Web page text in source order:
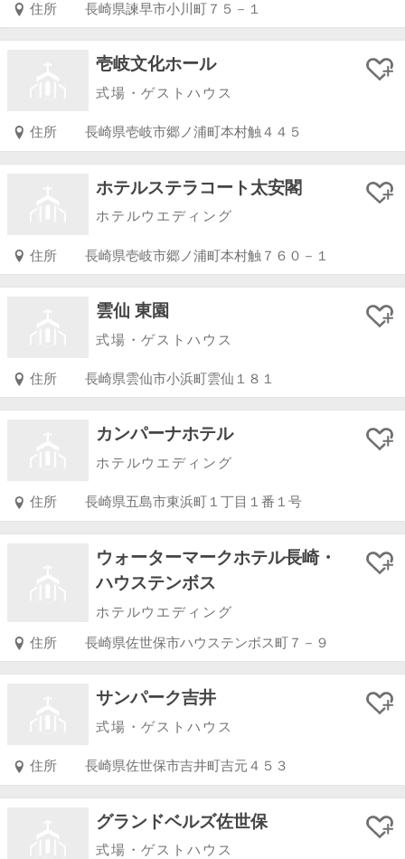
住所 長崎県諫早市小川町７５－１
壱岐文化ホール
式場・ゲストハウス
住所 長崎県壱岐市郷ノ浦町本村触４４５
ホテルステラコート太安閣
ホテルウエディング
住所 長崎県壱岐市郷ノ浦町本村触７６０－１
雲仙 東園
式場・ゲストハウス
住所 長崎県雲仙市小浜町雲仙１８１
カンパーナホテル
ホテルウエディング
住所 長崎県五島市東浜町１丁目１番１号
ウォーターマークホテル長崎・
ハウステンボス
ホテルウエディング
住所 長崎県佐世保市ハウステンボス町７－９
サンパーク吉井
式場・ゲストハウス
住所 長崎県佐世保市吉井町吉元４５３
グランドベルズ佐世保
式場・ゲストハウス